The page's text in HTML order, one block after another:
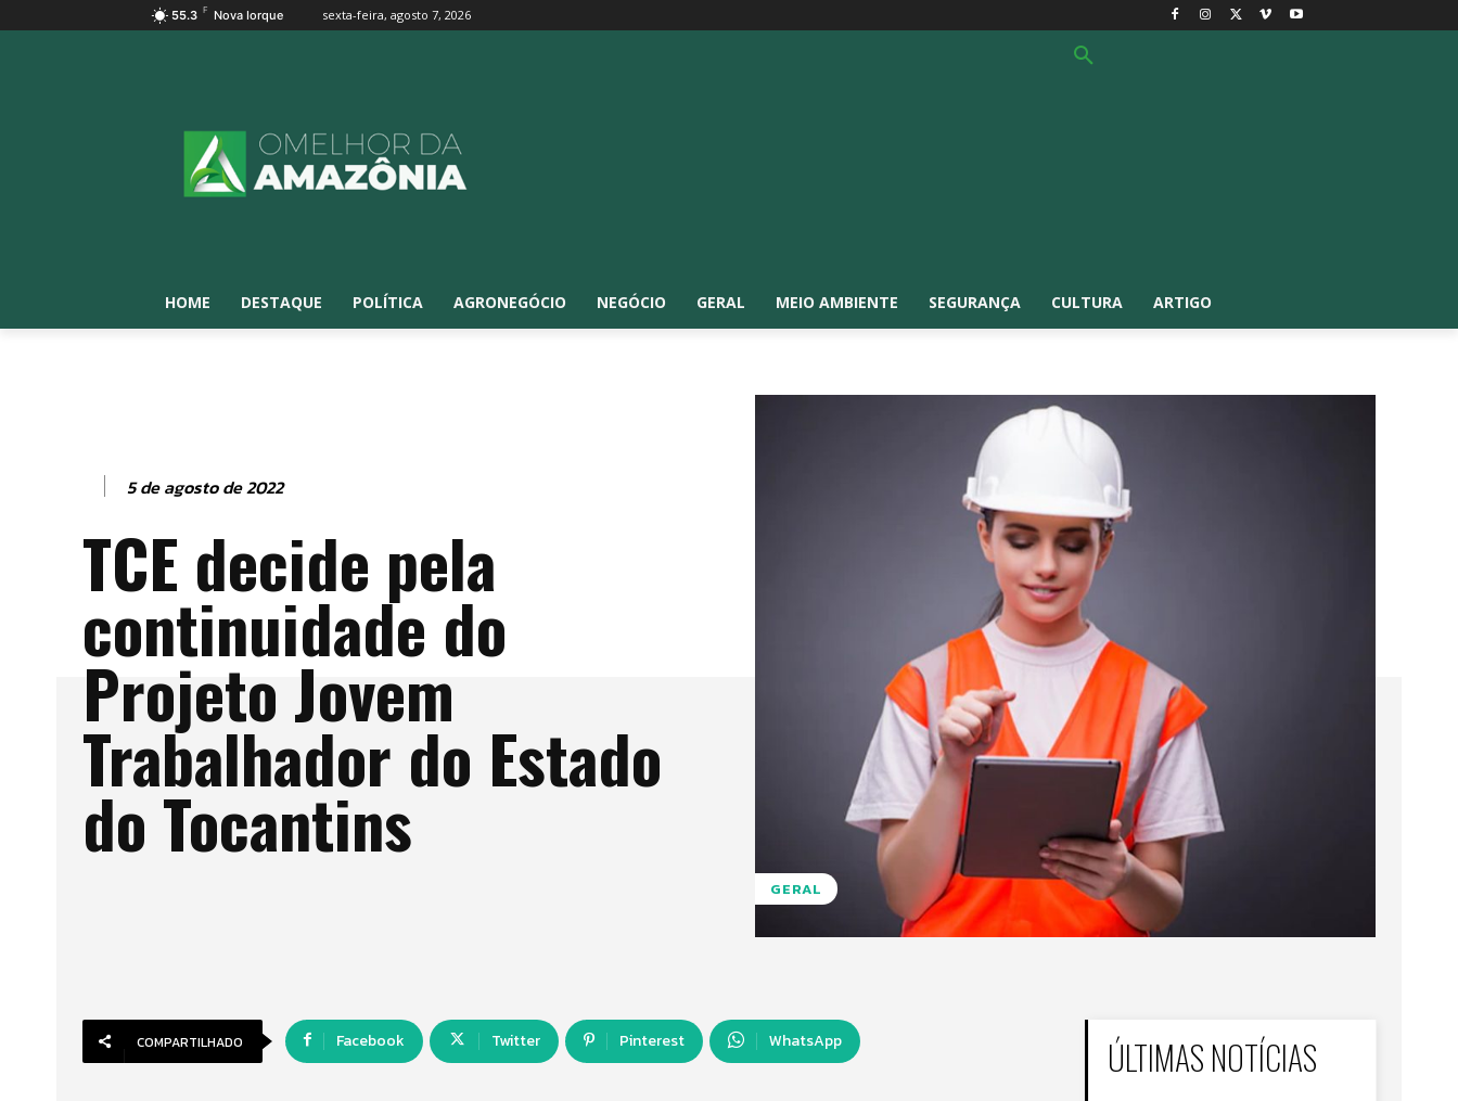
55.3 F Nova Iorque sexta-feira, agosto 7, 2026
HOME DESTAQUE POLÍTICA AGRONEGÓCIO NEGÓCIO GERAL MEIO AMBIENTE SEGURANÇA CULTURA ARTIGO
5 de agosto de 2022
TCE decide pela
continuidade do
Projeto Jovem
Trabalhador do Estado
do Tocantins
GERAL
COMPARTILHADO Facebook Twitter Pinterest WhatsApp ÚLTIMAS NOTÍCIAS